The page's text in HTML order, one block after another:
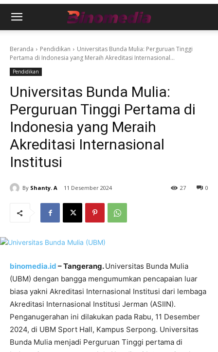
Beranda Pendidikan
Universitas Bunda Mulia: Perguruan Tinggi
Pertama di Indonesia yang Meraih Akreditasi Internasional...
Pendidikan
Universitas Bunda Mulia:
Perguruan Tinggi Pertama di
Indonesia yang Meraih
Akreditasi Internasional
Institusi
By Shanty. A 11 Desember 2024 0
27
binomedia.id – Tangerang.Universitas Bunda Mulia
(UBM) dengan bangga mengumumkan pencapaian luar
biasa yakni Akreditasi Internasional Institusi dari lembaga
Akreditasi Internasional Institusi Jerman (ASIIN).
Penganugerahan ini dilakukan pada Rabu, 11 Desember
2024, di UBM Sport Hall, Kampus Serpong. Universitas
Bunda Mulia menjadi Perguruan Tinggi pertama di